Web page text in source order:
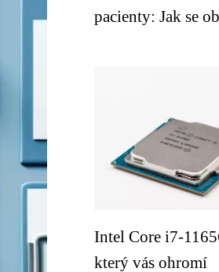
pacienty: Jak se
Intel Core i7-
který vás ohromí